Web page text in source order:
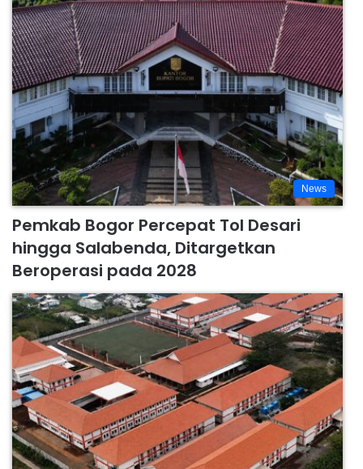
News
Pemkab Bogor Percepat Tol Desari
hingga Salabenda, Ditargetkan
Beroperasi pada 2028